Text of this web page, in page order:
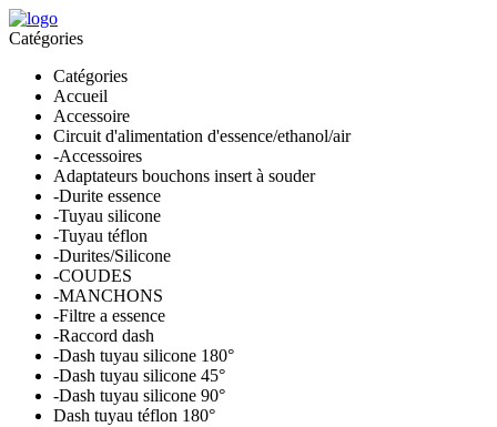
Skip
to
Catégories
Catégories
Accueil
Accessoire
Circuit d'alimentation d'essence/ethanol/air
-Accessoires
Adaptateurs bouchons insert à souder
-Durite essence
-Tuyau silicone
-Tuyau téflon
-Durites/Silicone
-COUDES
-MANCHONS
-Filtre a essence
-Raccord dash
-Dash tuyau silicone 180°
-Dash tuyau silicone 45°
-Dash tuyau silicone 90°
Dash tuyau téflon 180°